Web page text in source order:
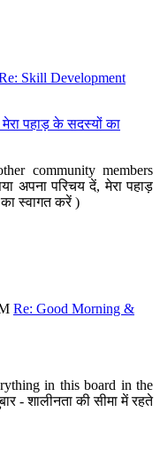
Skill Development
पहाड़ के सदस्यों का
community members
अपना परिचय दें, मेरा पहाड़
स्वागत करें )
Re: Good Morning &
in this board in the
- शालीनता की सीमा में रहते